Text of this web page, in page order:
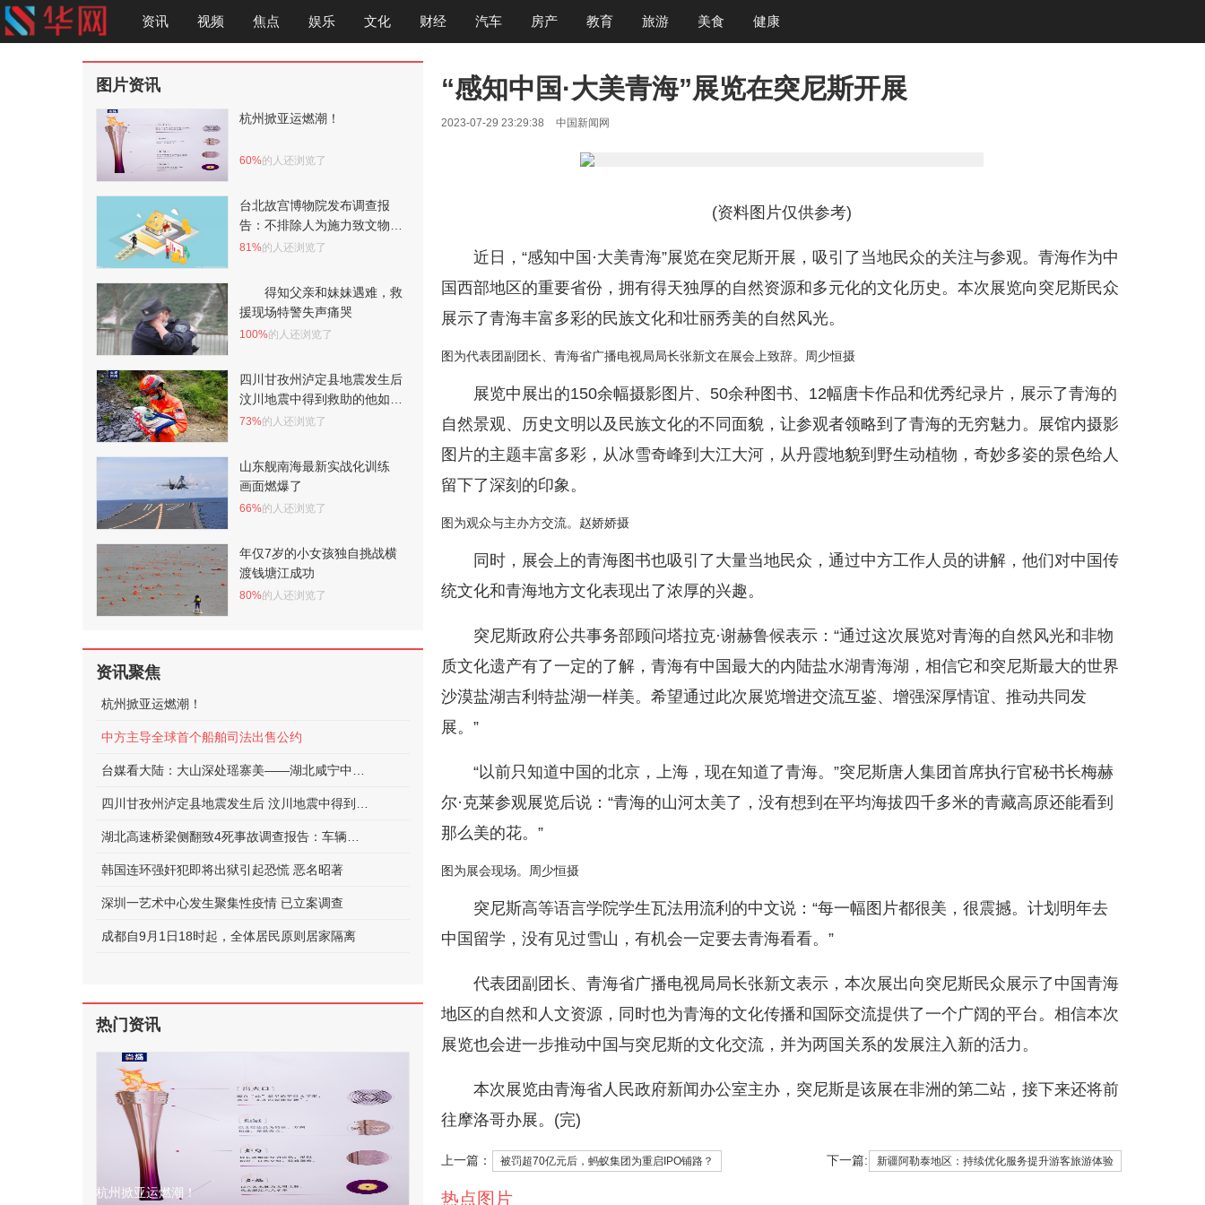
资讯 视频 焦点 娱乐 文化 财经 汽车 房产 教育 旅游 美食 健康
“感知中国·大美青海”展览在突尼斯开展
2023-07-29 23:29:38 中国新闻网
(资料图片仅供参考)
近日，“感知中国·大美青海”展览在突尼斯开展，吸引了当地民众的关注与参观。青海作为中
国西部地区的重要省份，拥有得天独厚的自然资源和多元化的文化历史。本次展览向突尼斯民众
展示了青海丰富多彩的民族文化和壮丽秀美的自然风光。
图为代表团副团长、青海省广播电视局局长张新文在展会上致辞。周少恒摄
展览中展出的150余幅摄影图片、50余种图书、12幅唐卡作品和优秀纪录片，展示了青海的
自然景观、历史文明以及民族文化的不同面貌，让参观者领略到了青海的无穷魅力。展馆内摄影
图片的主题丰富多彩，从冰雪奇峰到大江大河，从丹霞地貌到野生动植物，奇妙多姿的景色给人
留下了深刻的印象。
图为观众与主办方交流。赵娇娇摄
同时，展会上的青海图书也吸引了大量当地民众，通过中方工作人员的讲解，他们对中国传
统文化和青海地方文化表现出了浓厚的兴趣。
突尼斯政府公共事务部顾问塔拉克·谢赫鲁候表示：“通过这次展览对青海的自然风光和非物
质文化遗产有了一定的了解，青海有中国最大的内陆盐水湖青海湖，相信它和突尼斯最大的世界
沙漠盐湖吉利特盐湖一样美。希望通过此次展览增进交流互鉴、增强深厚情谊、推动共同发
展。”
“以前只知道中国的北京，上海，现在知道了青海。”突尼斯唐人集团首席执行官秘书长梅赫
尔·克莱参观展览后说：“青海的山河太美了，没有想到在平均海拔四千多米的青藏高原还能看到
那么美的花。”
图为展会现场。周少恒摄
突尼斯高等语言学院学生瓦法用流利的中文说：“每一幅图片都很美，很震撼。计划明年去
中国留学，没有见过雪山，有机会一定要去青海看看。”
代表团副团长、青海省广播电视局局长张新文表示，本次展出向突尼斯民众展示了中国青海
地区的自然和人文资源，同时也为青海的文化传播和国际交流提供了一个广阔的平台。相信本次
展览也会进一步推动中国与突尼斯的文化交流，并为两国关系的发展注入新的活力。
本次展览由青海省人民政府新闻办公室主办，突尼斯是该展在非洲的第二站，接下来还将前
往摩洛哥办展。(完)
上一篇： 被罚超70亿元后，蚂蚁集团为重启IPO铺路？ 下一篇: 新疆阿勒泰地区：持续优化服务提升游客旅游体验
图片资讯
杭州掀亚运燃潮！
60%的人还浏览了
台北故宫博物院发布调查报
告：不排除人为施力致文物破
裂
81%的人还浏览了
得知父亲和妹妹遇难，救
援现场特警失声痛哭
100%的人还浏览了
四川甘孜州泸定县地震发生后
汶川地震中得到救助的他如今
正在守护泸定
73%的人还浏览了
山东舰南海最新实战化训练
画面燃爆了
66%的人还浏览了
年仅7岁的小女孩独自挑战横
渡钱塘江成功
80%的人还浏览了
资讯聚焦
杭州掀亚运燃潮！
中方主导全球首个船舶司法出售公约
韩国连环强奸犯即将出狱引起恐慌 恶名昭著
深圳一艺术中心发生聚集性疫情 已立案调查
成都自9月1日18时起，全体居民原则居家隔离
热门资讯
杭州掀亚运燃潮！ 热点图片